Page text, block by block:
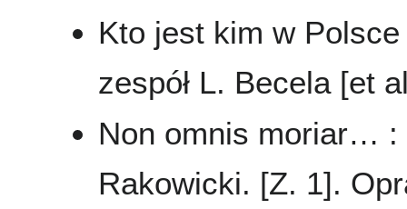
Kto jest kim w
zespół L. Becela [et
Non omnis moriar… :
Rakowicki. [Z. 1].